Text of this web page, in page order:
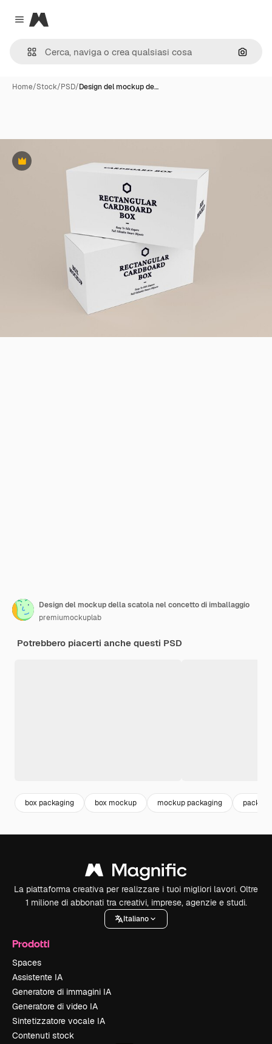
Close menu
Magnific
Cerca
Home/Stock/PSD/Design del mockup de…
Premium
Design del mockup della scatola nel concetto di imballaggio
premiumockuplab
Potrebbero piacerti anche questi PSD
box packaging box mockup mockup packaging
La piattaforma creativa per realizzare i tuoi migliori lavori. Oltre
1 milione di abbonati tra creativi, imprese, agenzie e studi.
Italiano
Prodotti
Spaces
Assistente IA
Generatore di immagini IA
Generatore di video IA
Sintetizzatore vocale IA
Contenuti stock